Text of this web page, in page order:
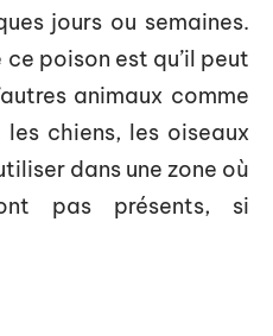
jours ou semaines.
poison est qu’il peut
animaux comme
chiens, les oiseaux
dans une zone où
pas présents, si